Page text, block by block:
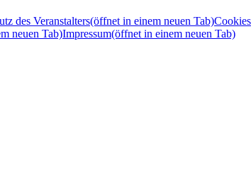
des Veranstalters(öffnet in einem neuen Tab)Cookies
neuen Tab)Impressum(öffnet in einem neuen Tab)